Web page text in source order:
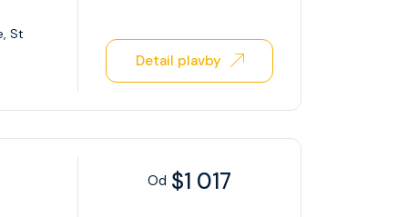
St
Detail plavby
Od $1 017